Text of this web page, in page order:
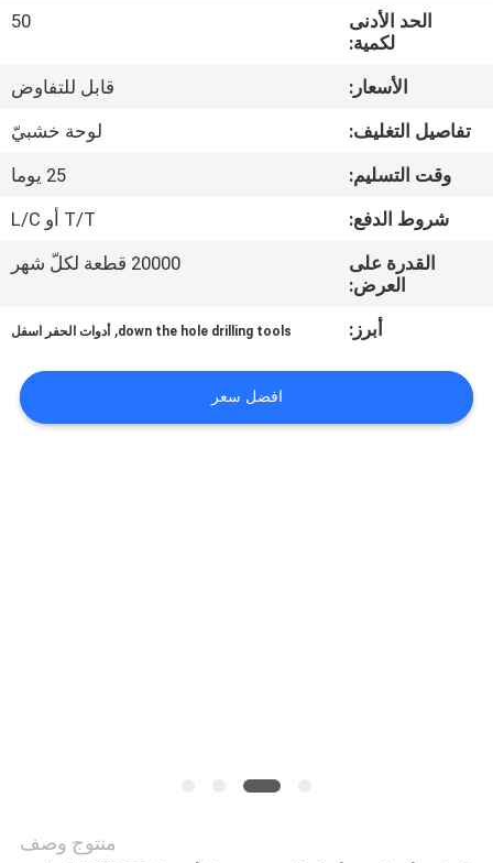
جولة
المعمل
مراقبة
الجودة
اتصل
اطلب
اقتباس
الحد الأدنى
لكمية:
50
الأسعار:
قابل للتفاوض
تفاصيل التغليف:
لوحة خشبيّ
وقت التسليم:
25 يوما
شروط الدفع:
T/T أو L/C
القدرة على
العرض:
20000 قطعة لكلّ شهر
أبرز: down the hole drilling tools
, أدوات الحفر اسفل
افضل سعر
منتوج وصف